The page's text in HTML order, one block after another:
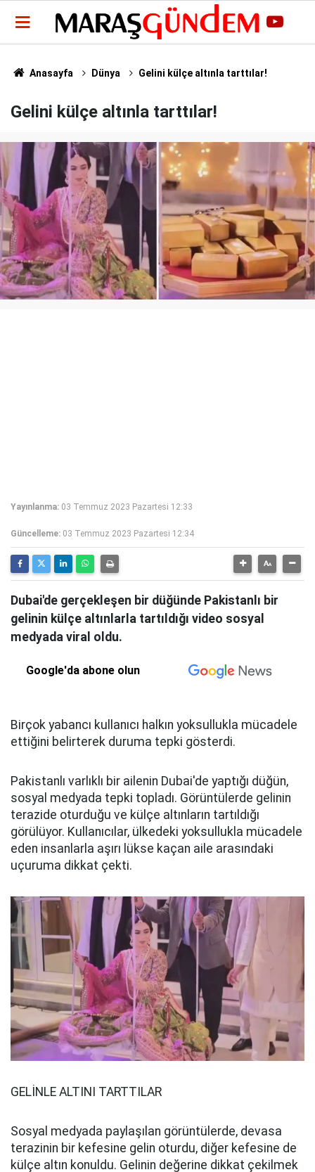
Anasayfa Dünya Gelini külçe altınla tarttılar!
Gelini külçe altınla tarttılar!
Yayınlanma: 03 Temmuz 2023 Pazartesi 12:33
Güncelleme: 03 Temmuz 2023 Pazartesi 12:34
Dubai'de gerçekleşen bir düğünde Pakistanlı bir
gelinin külçe altınlarla tartıldığı video sosyal
medyada viral oldu.
Google'da abone olun
Birçok yabancı kullanıcı halkın yoksullukla mücadele
ettiğini belirterek duruma tepki gösterdi.
Pakistanlı varlıklı bir ailenin Dubai'de yaptığı düğün,
sosyal medyada tepki topladı. Görüntülerde gelinin
terazide oturduğu ve külçe altınların tartıldığı
görülüyor. Kullanıcılar, ülkedeki yoksullukla mücadele
eden insanlarla aşırı lükse kaçan aile arasındaki
uçuruma dikkat çekti.
GELİNLE ALTINI TARTTILAR
Sosyal medyada paylaşılan görüntülerde, devasa
terazinin bir kefesine gelin oturdu, diğer kefesine de
külçe altın konuldu. Gelinin değerine dikkat çekilmek